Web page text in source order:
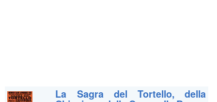
La Sagra del Tortello, della